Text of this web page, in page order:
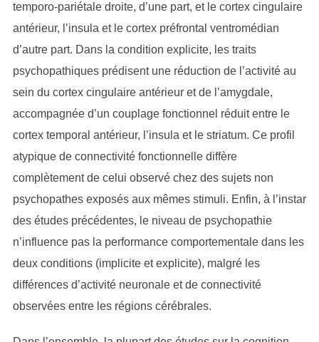
temporo-pariétale droite, d’une part, et le cortex cingulaire
antérieur, l’insula et le cortex préfrontal ventromédian
d’autre part. Dans la condition explicite, les traits
psychopathiques prédisent une réduction de l’activité au
sein du cortex cingulaire antérieur et de l’amygdale,
accompagnée d’un couplage fonctionnel réduit entre le
cortex temporal antérieur, l’insula et le striatum. Ce profil
atypique de connectivité fonctionnelle diffère
complètement de celui observé chez des sujets non
psychopathes exposés aux mêmes stimuli. Enfin, à l’instar
des études précédentes, le niveau de psychopathie
n’influence pas la performance comportementale dans les
deux conditions (implicite et explicite), malgré les
différences d’activité neuronale et de connectivité
observées entre les régions cérébrales.